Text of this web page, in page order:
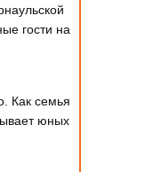
гости на
Как семья
юных